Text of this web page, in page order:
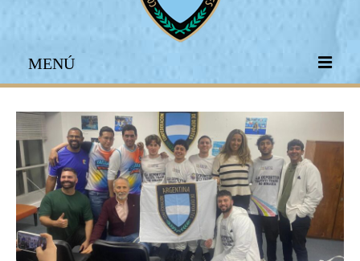
MENÚ
INICIO
INSTITUCIONAL
LEGISLACIÓN DEPORTIVA
UNIVERSO CAD
NOTICIAS